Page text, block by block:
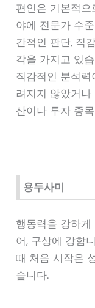
편인은 기본적
야에 전문가 수
간적인 판단, 직
각을 가지고 있
직감적인 분석
려지지 않았거
산이나 투자 종
용두사미
행동력을 강하
어, 구상에 강합
때 처음 시작은
습니다.